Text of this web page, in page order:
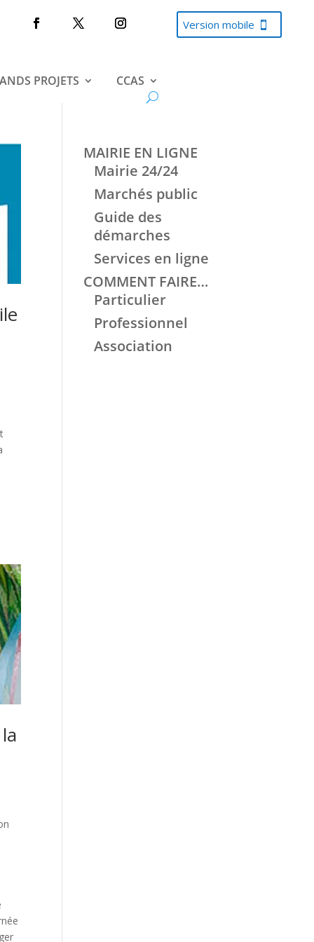
Version mobile
PROJETS CCAS
MAIRIE EN LIGNE
Mairie 24/24
Marchés public
Guide des
démarches
Services en ligne
COMMENT FAIRE…
Particulier
Professionnel
Association